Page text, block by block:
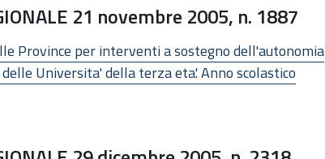
21 novembre 2005, n. 1887
Province per interventi a sostegno dell'autonomia
Universita' della terza eta'. Anno scolastico